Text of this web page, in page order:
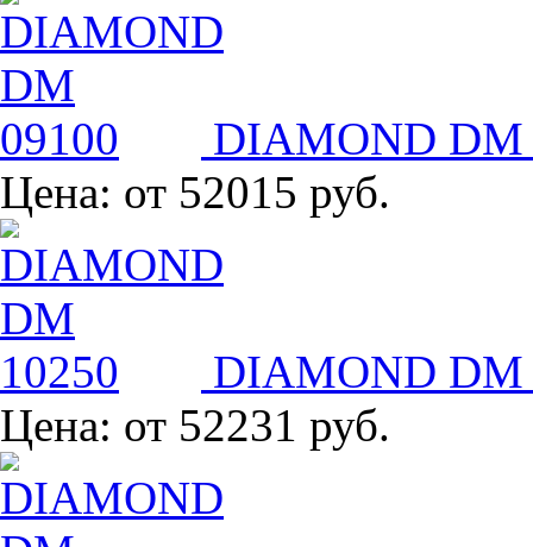
DIAMOND DM
Цена: от 52015 руб.
DIAMOND DM
Цена: от 52231 руб.